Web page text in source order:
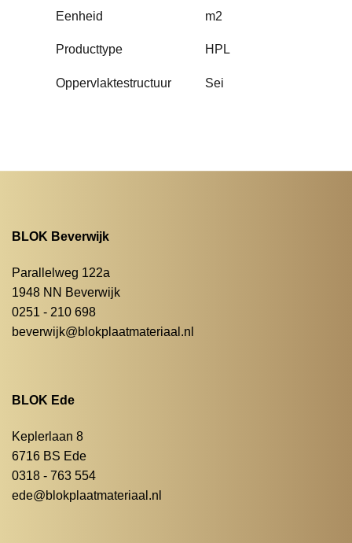
Eenheid m2
Producttype HPL
Oppervlaktestructuur Sei
BLOK Beverwijk
Parallelweg 122a
1948 NN Beverwijk
0251 - 210 698
beverwijk@blokplaatmateriaal.nl
BLOK Ede
Keplerlaan 8
6716 BS Ede
0318 - 763 554
ede@blokplaatmateriaal.nl